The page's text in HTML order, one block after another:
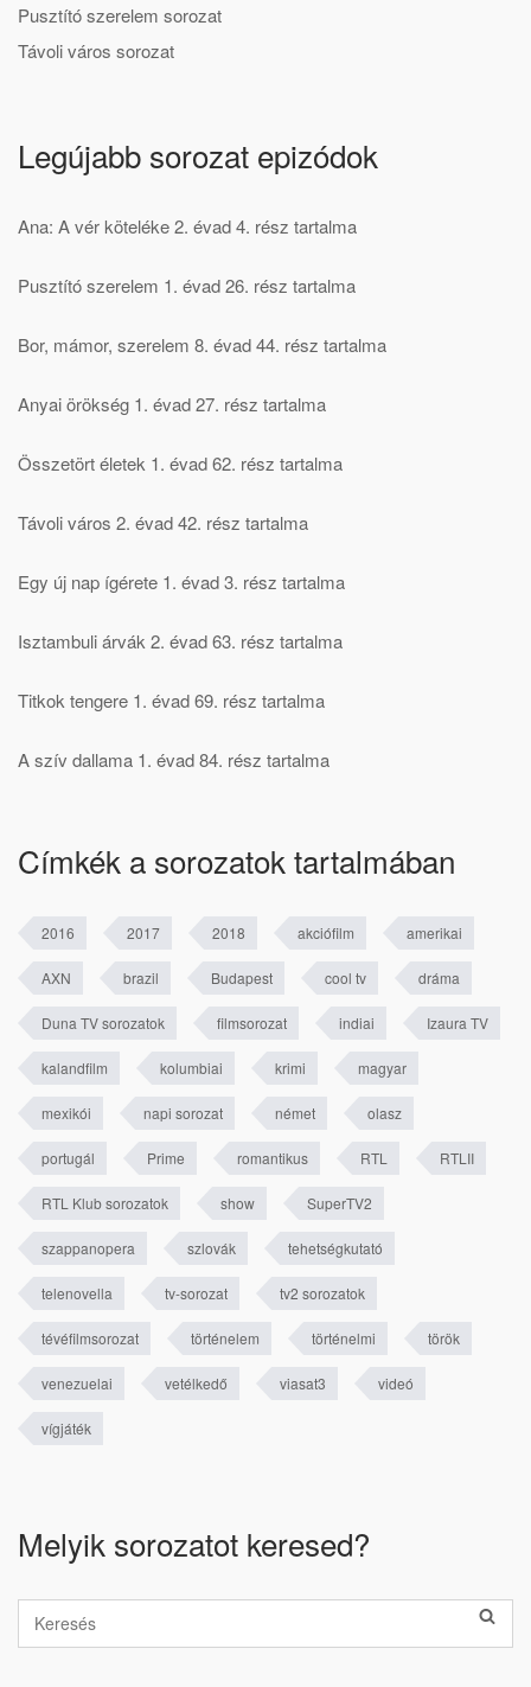
Pusztító szerelem sorozat
Távoli város sorozat
Legújabb sorozat epizódok
Ana: A vér köteléke 2. évad 4. rész tartalma
Pusztító szerelem 1. évad 26. rész tartalma
Bor, mámor, szerelem 8. évad 44. rész tartalma
Anyai örökség 1. évad 27. rész tartalma
Összetört életek 1. évad 62. rész tartalma
Távoli város 2. évad 42. rész tartalma
Egy új nap ígérete 1. évad 3. rész tartalma
Isztambuli árvák 2. évad 63. rész tartalma
Titkok tengere 1. évad 69. rész tartalma
A szív dallama 1. évad 84. rész tartalma
Címkék a sorozatok tartalmában
2016 2017 2018 akciófilm amerikai
AXN brazil Budapest cool tv dráma
Duna TV sorozatok filmsorozat indiai Izaura TV
kalandfilm kolumbiai krimi magyar
mexikói napi sorozat német olasz
portugál Prime romantikus RTL RTLII
RTL Klub sorozatok show SuperTV2
szappanopera szlovák tehetségkutató
telenovella tv-sorozat tv2 sorozatok
tévéfilmsorozat történelem történelmi török
venezuelai vetélkedő viasat3 videó
vígjáték
Melyik sorozatot keresed?